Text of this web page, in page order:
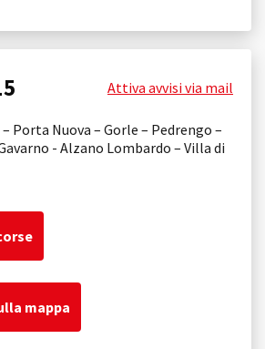
Attiva avvisi via mail
Porta Nuova – Gorle – Pedrengo –
- Alzano Lombardo – Villa di
mappa